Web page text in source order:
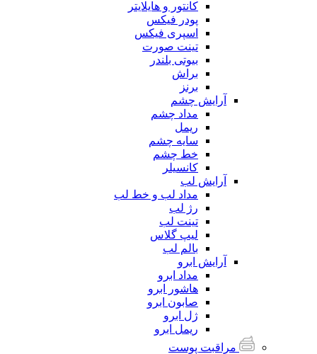
کانتور و هایلایتر
پودر فیکس
اسپری فیکس
تینت صورت
بیوتی بلندر
براش
برنز
آرایش چشم
مداد چشم
ریمل
سایه چشم
خط چشم
کانسیلر
آرایش لب
مداد لب و خط لب
رژ لب
تینت لب
لیپ گلاس
بالم لب
آرایش ابرو
مداد ابرو
هاشور ابرو
صابون ابرو
ژل ابرو
ریمل ابرو
مراقبت پوست